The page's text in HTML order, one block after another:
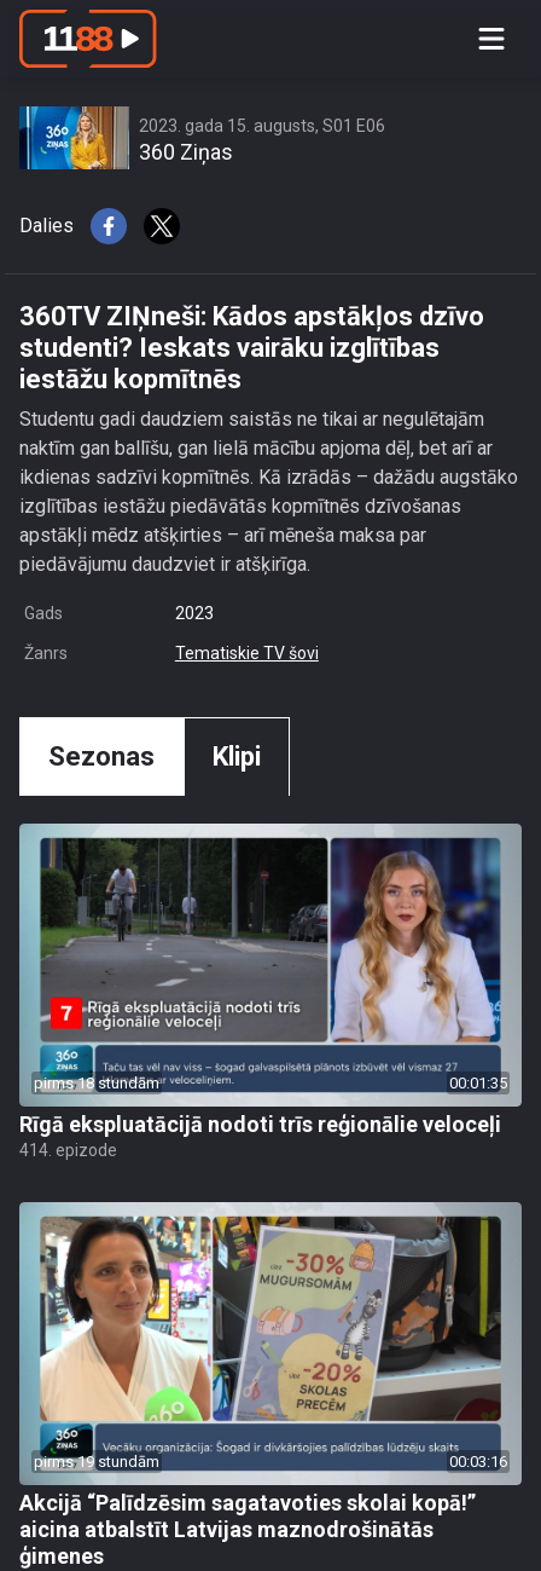
360TV ZIŅneši: Kādos apstākļos
izglītības iestāžu kopmītnēs
2023. gada 15. augusts, S01 E06
360 Ziņas
Dalies
360TV ZIŅneši: Kādos apstākļos dzīvo
studenti? Ieskats vairāku izglītības
iestāžu kopmītnēs
Studentu gadi daudziem saistās ne tikai ar negulētajām
naktīm gan ballīšu, gan lielā mācību apjoma dēļ, bet arī ar
ikdienas sadzīvi kopmītnēs. Kā izrādās – dažādu augstāko
izglītības iestāžu piedāvātās kopmītnēs dzīvošanas
apstākļi mēdz atšķirties – arī mēneša maksa par
piedāvājumu daudzviet ir atšķirīga.
Gads 2023
Žanrs Tematiskie TV šovi
Sezonas Klipi
pirms 18 stundām 00:01:35
Rīgā ekspluatācijā nodoti trīs reģionālie veloceļi
414. epizode
pirms 19 stundām 00:03:16
Akcijā “Palīdzēsim sagatavoties skolai kopā!”
aicina atbalstīt Latvijas maznodrošinātās
ģimenes